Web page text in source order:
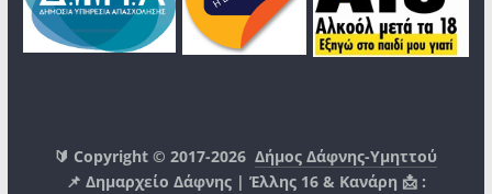
🔰 Copyright © 2017-2026Δήμος Δάφνης-Υμηττού
📌 Δημαρχείο Δάφνης | Έλλης 16 & Κανάρη 📩 :